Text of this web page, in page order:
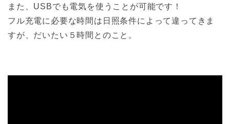
また、USBでも電気を使うことが可能です！
フル充電に必要な時間は日照条件によって違ってきま
すが、だいたい５時間とのこと。